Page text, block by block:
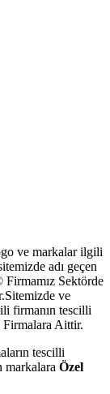
ve markalar ilgili
adı geçen
Sektörde
ve
firmanın tescilli
Firmalara Aittir.
tescilli
markalara Özel